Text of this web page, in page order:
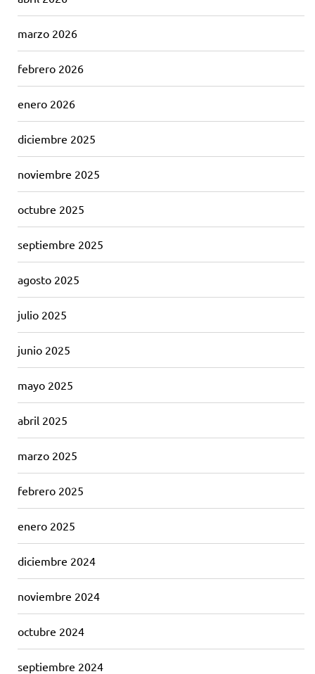
marzo 2026
febrero 2026
enero 2026
diciembre 2025
noviembre 2025
octubre 2025
septiembre 2025
agosto 2025
julio 2025
junio 2025
mayo 2025
abril 2025
marzo 2025
febrero 2025
enero 2025
diciembre 2024
noviembre 2024
octubre 2024
septiembre 2024